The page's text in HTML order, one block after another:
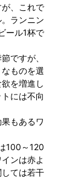
、これで
ランニン
ール1杯で
ですが、
ものを選
を増進し
には不向
もあるワ
100～120
ンは赤よ
ては若干